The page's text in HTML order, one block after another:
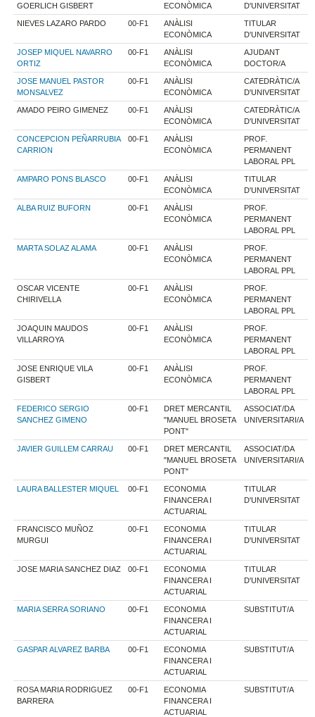
GOERLICH GISBERT
ECONÒMICA
D'UNIVERSITAT
NIEVES LAZARO PARDO 00-F1
ANÀLISI
ECONÒMICA
TITULAR
D'UNIVERSITAT
JOSEP MIQUEL NAVARRO
ORTIZ
00-F1
ANÀLISI
ECONÒMICA
AJUDANT
DOCTOR/A
JOSE MANUEL PASTOR
MONSALVEZ
00-F1
ANÀLISI
ECONÒMICA
CATEDRÀTIC/A
D'UNIVERSITAT
AMADO PEIRO GIMENEZ 00-F1
ANÀLISI
ECONÒMICA
CATEDRÀTIC/A
D'UNIVERSITAT
CONCEPCION PEÑARRUBIA
CARRION
00-F1
ANÀLISI
ECONÒMICA
PROF.
PERMANENT
LABORAL PPL
AMPARO PONS BLASCO 00-F1
ANÀLISI
ECONÒMICA
TITULAR
D'UNIVERSITAT
ALBA RUIZ BUFORN 00-F1
ANÀLISI
ECONÒMICA
PROF.
PERMANENT
LABORAL PPL
MARTA SOLAZ ALAMA 00-F1
ANÀLISI
ECONÒMICA
PROF.
PERMANENT
LABORAL PPL
OSCAR VICENTE
CHIRIVELLA
00-F1
ANÀLISI
ECONÒMICA
PROF.
PERMANENT
LABORAL PPL
JOAQUIN MAUDOS
VILLARROYA
00-F1
ANÀLISI
ECONÒMICA
PROF.
PERMANENT
LABORAL PPL
JOSE ENRIQUE VILA
GISBERT
00-F1
ANÀLISI
ECONÒMICA
PROF.
PERMANENT
LABORAL PPL
FEDERICO SERGIO
SANCHEZ GIMENO
00-F1
DRET MERCANTIL
"MANUEL BROSETA
PONT"
ASSOCIAT/DA
UNIVERSITARI/A
JAVIER GUILLEM CARRAU 00-F1
DRET MERCANTIL
"MANUEL BROSETA
PONT"
ASSOCIAT/DA
UNIVERSITARI/A
LAURA BALLESTER MIQUEL 00-F1
ECONOMIA
FINANCERA I
ACTUARIAL
TITULAR
D'UNIVERSITAT
FRANCISCO MUÑOZ
MURGUI
00-F1
ECONOMIA
FINANCERA I
ACTUARIAL
TITULAR
D'UNIVERSITAT
JOSE MARIA SANCHEZ DIAZ 00-F1
ECONOMIA
FINANCERA I
ACTUARIAL
TITULAR
D'UNIVERSITAT
MARIA SERRA SORIANO 00-F1
ECONOMIA
FINANCERA I
ACTUARIAL
SUBSTITUT/A
GASPAR ALVAREZ BARBA 00-F1
ECONOMIA
FINANCERA I
ACTUARIAL
SUBSTITUT/A
ROSA MARIA RODRIGUEZ
BARRERA
00-F1
ECONOMIA
FINANCERA I
ACTUARIAL
SUBSTITUT/A